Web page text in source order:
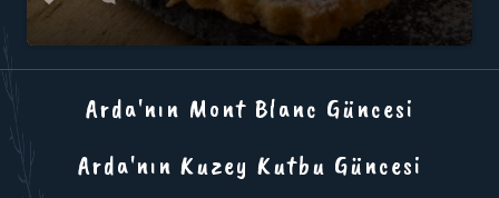
Arda'nın Mont Blanc Güncesi
Arda'nın Kuzey Kutbu Güncesi